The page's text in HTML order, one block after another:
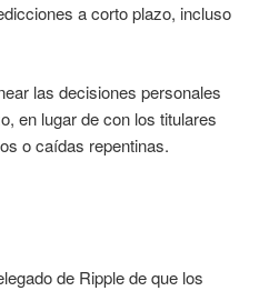
a corto plazo, incluso
las decisiones personales
en lugar de con los titulares
o caídas repentinas.
de Ripple de que los